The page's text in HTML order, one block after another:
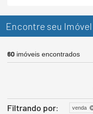
Encontre seu Imóvel
60 imóveis encontrados
Filtrando por: venda